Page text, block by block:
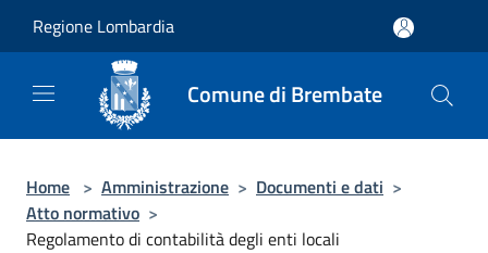
Regione Lombardia
Comune di Brembate
Home > Amministrazione > Documenti e dati >
Atto normativo >
Regolamento di contabilità degli enti locali